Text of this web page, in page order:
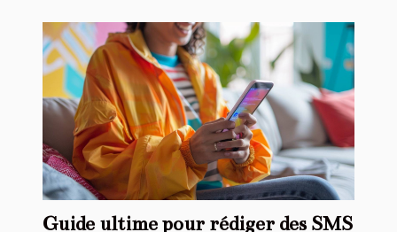
Guide ultime pour rédiger des SMS